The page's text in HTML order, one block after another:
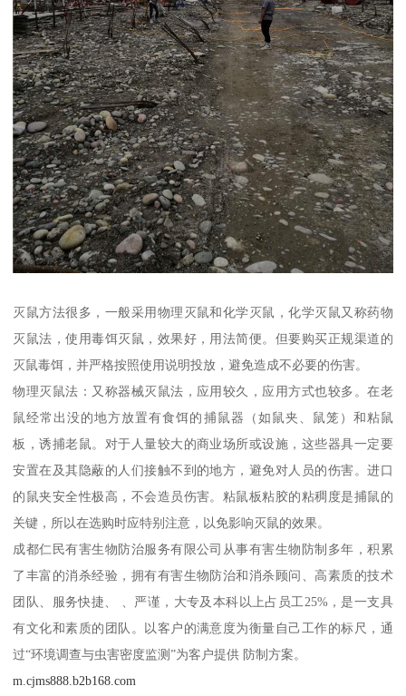
灭鼠方法很多，一般采用物理灭鼠和化学灭鼠，化学灭鼠又称药物
灭鼠法，使用毒饵灭鼠，效果好，用法简便。但要购买正规渠道的
灭鼠毒饵，并严格按照使用说明投放，避免造成不必要的伤害。
物理灭鼠法：又称器械灭鼠法，应用较久，应用方式也较多。在老
鼠经常出没的地方放置有食饵的捕鼠器（如鼠夹、鼠笼）和粘鼠
板，诱捕老鼠。对于人量较大的商业场所或设施，这些器具一定要
安置在及其隐蔽的人们接触不到的地方，避免对人员的伤害。进口
的鼠夹安全性极高，不会造员伤害。粘鼠板粘胶的粘稠度是捕鼠的
关键，所以在选购时应特别注意，以免影响灭鼠的效果。
成都仁民有害生物防治服务有限公司从事有害生物防制多年，积累
了丰富的消杀经验，拥有有害生物防治和消杀顾问、高素质的技术
团队、服务快捷、 、严谨，大专及本科以上占员工25%，是一支具
有文化和素质的团队。以客户的满意度为衡量自己工作的标尺，通
过“环境调查与虫害密度监测”为客户提供 防制方案。
m.cjms888.b2b168.com